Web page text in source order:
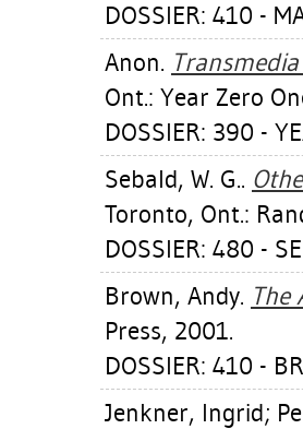
DOSSIER: 410 -
Anon.
Ont.: Year Zero
DOSSIER: 390 -
Sebald, W. G..
Toronto, Ont.:
DOSSIER: 480 -
Brown, Andy. The
Press, 2001.
DOSSIER: 410 -
Jenkner, Ingrid;